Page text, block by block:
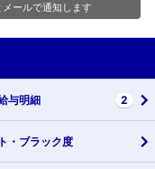
ールで通知します
与明細 2
・ ブラック度